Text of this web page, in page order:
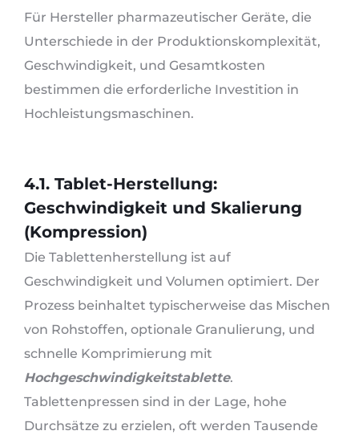
Für Hersteller pharmazeutischer Geräte, die
Unterschiede in der Produktionskomplexität,
Geschwindigkeit, und Gesamtkosten
bestimmen die erforderliche Investition in
Hochleistungsmaschinen.
4.1. Tablet-Herstellung:
Geschwindigkeit und Skalierung
(Kompression)
Die Tablettenherstellung ist auf
Geschwindigkeit und Volumen optimiert. Der
Prozess beinhaltet typischerweise das Mischen
von Rohstoffen, optionale Granulierung, und
schnelle Komprimierung mit
Hochgeschwindigkeitstablette.
Tablettenpressen sind in der Lage, hohe
Durchsätze zu erzielen, oft werden Tausende